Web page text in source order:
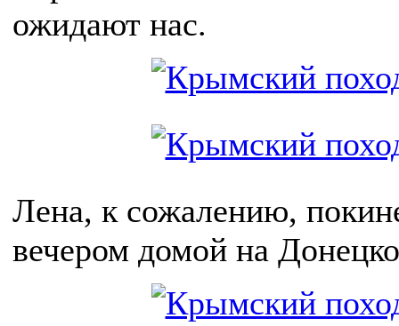
ожидают нас.
Лена, к сожалению,
вечером домой на